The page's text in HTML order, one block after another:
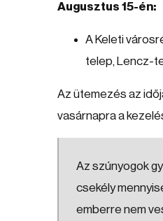
Augusztus 15-én:
A Keleti
telep, Lencz-
Az ütemezés az
vasárnapra a
Az szúnyogok
csekély
emberre nem